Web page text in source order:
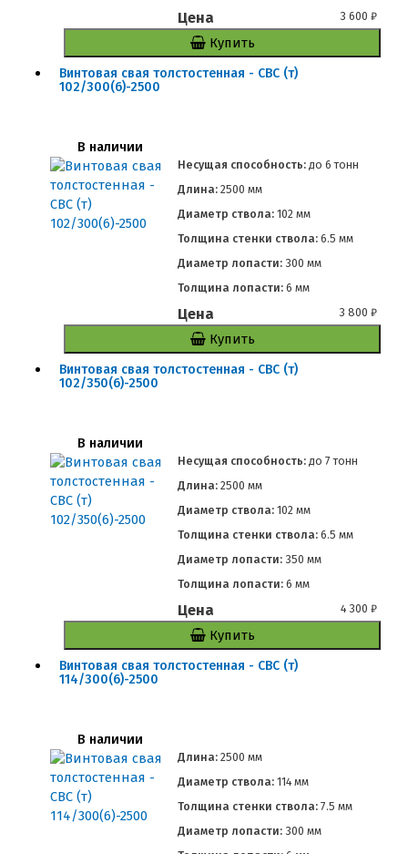
Цена 3 600₽
Купить
Винтовая свая толстостенная - СВС (т)
102/300(6)-2500
В наличии
Несущая способность: до 6 тонн
Длина:2500 мм
Диаметр ствола:102 мм
Толщина стенки ствола:6.5 мм
Диаметр лопасти:300 мм
Толщина лопасти:6 мм
Цена 3 800₽
Купить
Винтовая свая толстостенная - СВС (т)
102/350(6)-2500
В наличии
Несущая способность: до 7 тонн
Длина:2500 мм
Диаметр ствола:102 мм
Толщина стенки ствола:6.5 мм
Диаметр лопасти:350 мм
Толщина лопасти:6 мм
Цена 4 300₽
Купить
Винтовая свая толстостенная - СВС (т)
114/300(6)-2500
В наличии
Длина:2500 мм
Диаметр ствола:114 мм
Толщина стенки ствола:7.5 мм
Диаметр лопасти:300 мм